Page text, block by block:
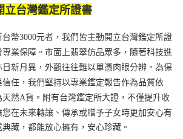
立台灣鑑定所證書
幣3000元者，我們皆主動開立台灣鑑定所證
業保障。市面上翡翠仿品眾多，隨著科技進
新月異，外觀往往難以單憑肉眼分辨。為保
任，我們堅持以專業鑑定報告作為品質依
然A貨。附有台灣鑑定所大證，不僅提升收
在未來轉讓、傳承或贈予子女時更加安心有
藏，都能放心擁有，安心珍藏。